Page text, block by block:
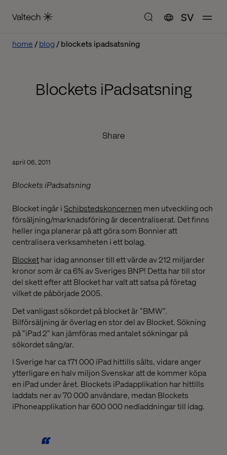
SV
home blog blockets ipadsatsning
Blockets iPadsatsning
Share
april 06, 2011
Blockets iPadsatsning
Blocket ingår iSchibstedskoncernen men utveckling och
försäljning/marknadsföring är decentraliserat. Det finns
heller inga planerar på att göra som Bonnier att
centralisera verksamheten i ett bolag.
Blockethar idag annonser till ett värde av 212 miljarder
kronor som är ca 6% av Sveriges BNP! Detta har till stor
del skett efter att Blocket har valt att satsa på företag
vilket de påbörjade 2005.
Det vanligast sökordet på blocket är ”BMW”.
Bilförsäljning är överlag en stor del av Blocket. Sökning
på ”iPad 2” kan jämföras med antalet sökningar på
sökordet säng/ar.
I Sverige har ca 171 000 iPad hittills sålts, vidare anger
ytterligare en halv miljon Svenskar att de kommer köpa
en iPad under året. Blockets iPadapplikation har hittills
laddats ner av 70 000 användare, medan Blockets
iPhoneapplikation har 600 000 nedladdningar till idag.